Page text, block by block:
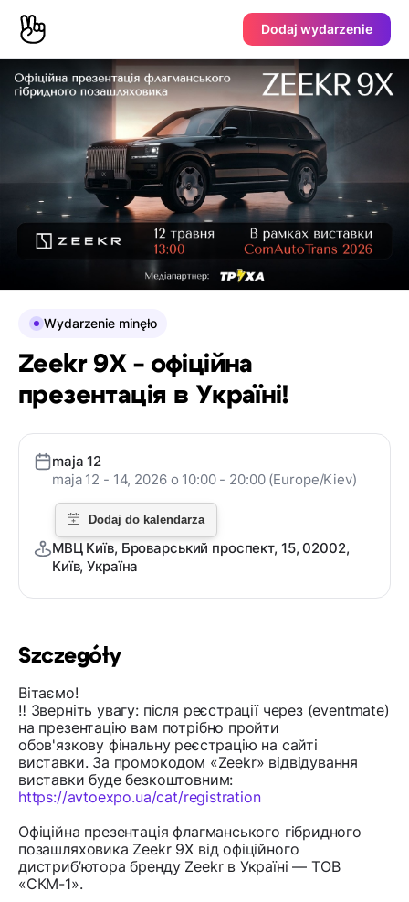
Dodaj wydarzenie
Szczegóły
Вітаємо!
‼️ Зверніть увагу: після реєстрації через (eventmate)
на презентацію вам потрібно пройти
обов'язкову фінальну реєстрацію на сайті
виставки. За промокодом «Zeekr» відвідування
виставки буде безкоштовним:
https://avtoexpo.ua/cat/registration
Офіційна презентація флагманського гібридного
позашляховика Zeekr 9X від офіційного
дистриб’ютора бренду Zeekr в Україні — ТОВ
«СКМ-1».
Wydarzenie minęło
Zeekr 9X - офіційна
презентація в Україні!
maja 12
maja 12 - 14, 2026 o 10:00 - 20:00 (Europe/Kiev)
МВЦ Київ, Броварський проспект, 15, 02002,
Київ, Україна